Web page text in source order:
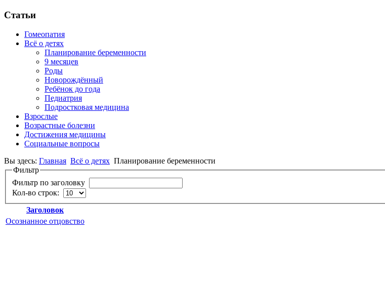
Статьи
Гомеопатия
Всё о детях
Планирование беременности
9 месяцев
Роды
Новорождённый
Ребёнок до года
Педиатрия
Подростковая медицина
Взрослые
Возрастные болезни
Достижения медицины
Социальные вопросы
Вы здесь: Главная Всё о детях Планирование беременности
Фильтр
Фильтр по заголовку
Кол-во строк:
Заголовок
Осознанное отцовство